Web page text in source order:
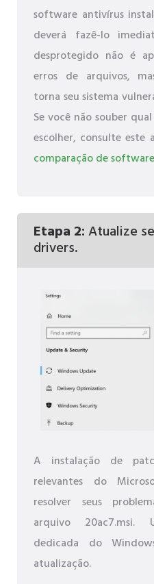
software antivírus
deverá fazê-lo
desprotegido não é
erros de arquivos,
torna seu sistema
Se você não souber
escolher, consulte
comparação de
Etapa 2:Atualize
drivers.
A instalação de
relevantes do
resolver seus
arquivo 20ac7.msi.
dedicada do
atualização.